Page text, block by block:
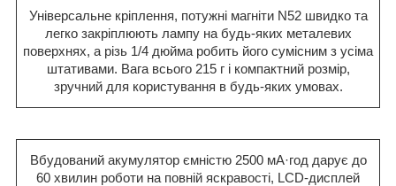
Універсальне кріплення, потужні магніти N52 швидко та
легко закріплюють лампу на будь-яких металевих
поверхнях, а різь 1/4 дюйма робить його сумісним з усіма
штативами. Вага всього 215 г і компактний розмір,
зручний для користування в будь-яких умовах.
Вбудований акумулятор ємністю 2500 мА·год дарує до
60 хвилин роботи на повній яскравості, LCD-дисплей